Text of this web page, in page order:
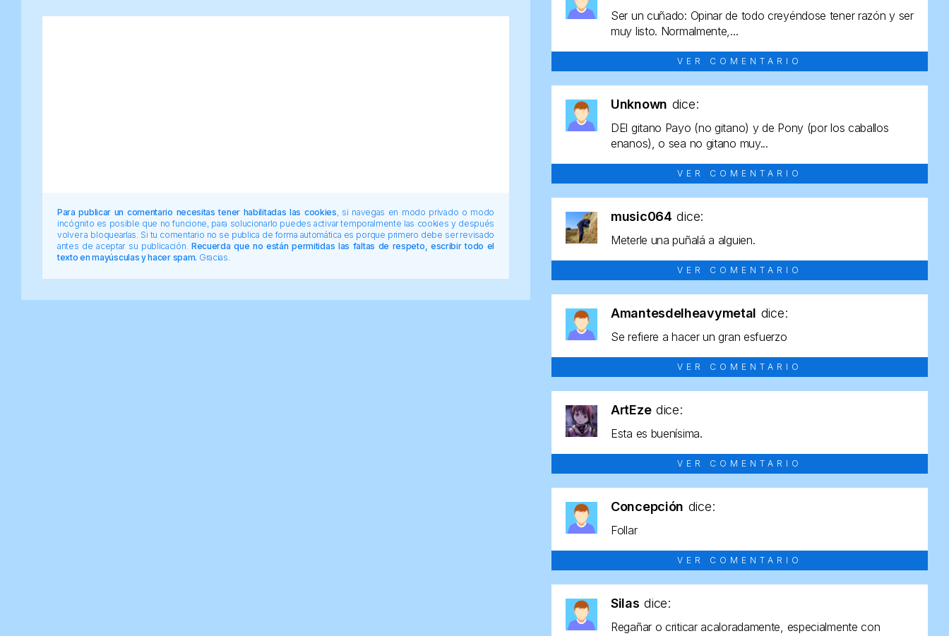
Para publicar un comentario necesitas tener habilitadas las cookies , si navegas en modo privado o modo
incógnito es posible que no funcione, para solucionarlo puedes activar temporalmente las cookies y después
volver a bloquearlas. Si tu comentario no se publica de forma automática es porque primero debe ser revisado
antes de aceptar su publicación. Recuerda que no están permitidas las faltas de respeto, escribir todo el
texto en mayúsculas y hacer spam. Gracias.
Ser un cuñado: Opinar de todo creyéndose tener razón y ser
muy listo. Normalmente,...
VER COMENTARIO
Unknown dice:
DEl gitano Payo (no gitano) y de Pony (por los caballos
enanos), o sea no gitano muy...
VER COMENTARIO
music064 dice:
Meterle una puñalá a alguien.
VER COMENTARIO
Amantesdelheavymetal dice:
Se refiere a hacer un gran esfuerzo
VER COMENTARIO
ArtEze dice:
Esta es buenísima.
VER COMENTARIO
Concepción dice:
Follar
VER COMENTARIO
Silas dice:
Regañar o criticar acaloradamente, especialmente con